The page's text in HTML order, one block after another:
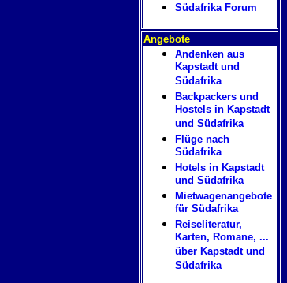
Südafrika Forum
Angebote
Andenken aus
Kapstadt und
Südafrika
Backpackers und
Hostels in Kapstadt
und Südafrika
Flüge nach
Südafrika
Hotels in Kapstadt
und Südafrika
Mietwagenangebote
für Südafrika
Reiseliteratur,
Karten, Romane, ...
über Kapstadt und
Südafrika